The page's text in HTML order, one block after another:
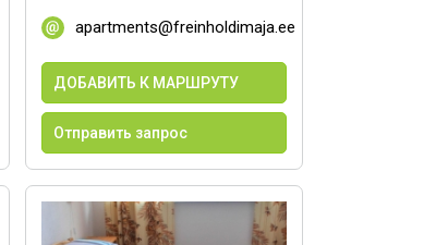
apartments@freinholdimaja.ee
ДОБАВИТЬ К МАРШРУТУ
Отправить запрос